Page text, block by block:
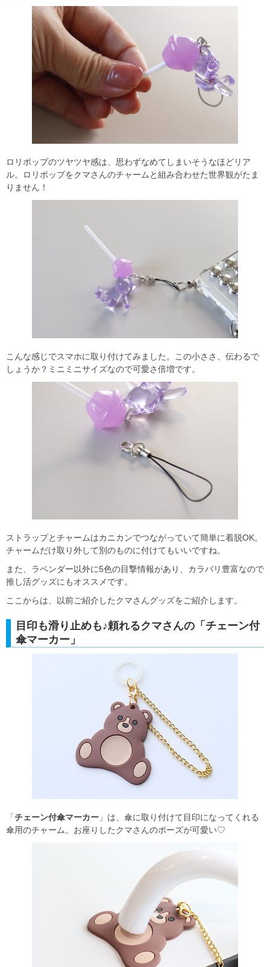
ロリポップのツヤツヤ感は、思わずなめてしまいそうなほどリア
ル。ロリポップをクマさんのチャームと組み合わせた世界観がたま
りません！
こんな感じでスマホに取り付けてみました。この小ささ、伝わるで
しょうか？ミニミニサイズなので可愛さ倍増です。
ストラップとチャームはカニカンでつながっていて簡単に着脱OK。
チャームだけ取り外して別のものに付けてもいいですね。
また、ラベンダー以外に5色の目撃情報があり、カラバリ豊富なので
推し活グッズにもオススメです。
ここからは、以前ご紹介したクマさんグッズをご紹介します。
目印も滑り止めも♪頼れるクマさんの「チェーン付
傘マーカー」
「チェーン付傘マーカー 」は、傘に取り付けて目印になってくれる
傘用のチャーム。お座りしたクマさんのポーズが可愛い♡